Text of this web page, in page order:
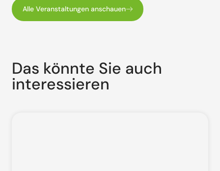
Alle Veranstaltungen anschauen
Das könnte Sie auch
interessieren